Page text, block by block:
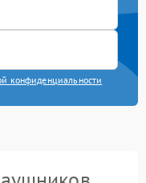
конфиденциальности